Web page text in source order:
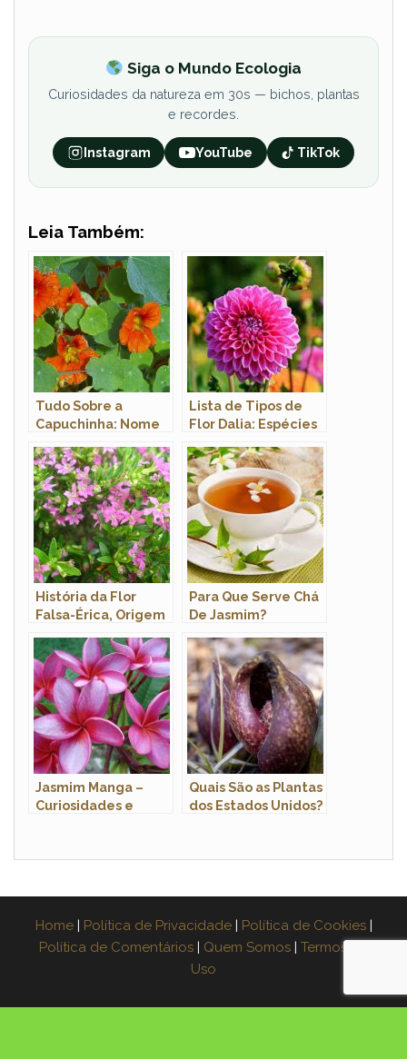
Siga o Mundo Ecologia
Curiosidades da natureza em 30s — bichos, plantas
e recordes.
Instagram YouTube TikTok
Leia Também:
Tudo Sobre a
Capuchinha: Nome
Características
Lista de Tipos de
Flor Dalia: Espécies
História da Flor
Falsa-Érica, Origem
Significado
Para Que Serve Chá
De Jasmim?
Jasmim Manga –
Curiosidades e
Quais São as Plantas
dos Estados Unidos?
Home | Política de Privacidade | Política de Cookies |
Política de Comentários | Quem Somos | Termos de
Uso